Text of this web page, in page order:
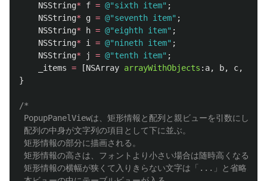
NSString* f = @"sixth item" ;
NSString* g = @"seventh item" ;
NSString* h = @"eighth item" ;
NSString* i = @"nineth item" ;
NSString* j = @"tenth item" ;
_items = [NSArray arrayWithObjects : a, b, c,
}
/*
PopupPanelViewは、矩形情報と配列と親ビューを引数にして
配列の中身が文字列の項目として下に並ぶ。
矩形情報の部分に描画される。
矩形情報の高さは、フォントより小さい場合は随時高くなる。
矩形情報の横幅が狭くて入りきらない文字は「...」と省略され